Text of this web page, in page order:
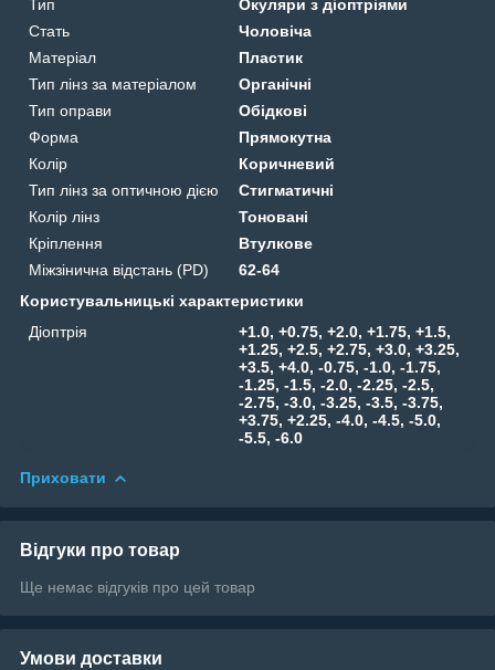
Тип
Окуляри з діоптріями
Стать
Чоловіча
Матеріал
Пластик
Тип лінз за матеріалом
Органічні
Тип оправи
Обідкові
Форма
Прямокутна
Колір
Коричневий
Тип лінз за оптичною дією
Стигматичні
Колір лінз
Тоновані
Кріплення
Втулкове
Міжзінична відстань (PD)
62-64
Користувальницькі характеристики
Діоптрія
+1.0, +0.75, +2.0, +1.75, +1.5,
+1.25, +2.5, +2.75, +3.0, +3.25,
+3.5, +4.0, -0.75, -1.0, -1.75,
-1.25, -1.5, -2.0, -2.25, -2.5,
-2.75, -3.0, -3.25, -3.5, -3.75,
+3.75, +2.25, -4.0, -4.5, -5.0,
-5.5, -6.0
Приховати
Відгуки про товар
Ще немає відгуків про цей товар
Умови доставки